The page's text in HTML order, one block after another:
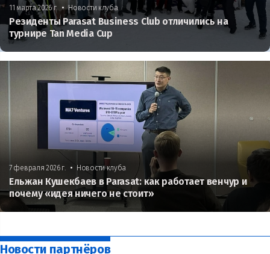
11 марта 2026 г. • Новости клуба
Резиденты Parasat Business Club отличились на
турнире Tan Media Cup
7 февраля 2026 г. • Новости клуба
Ельжан Кушекбаев в Parasat: как работает венчур и
почему «идея ничего не стоит»
Новости партнёров